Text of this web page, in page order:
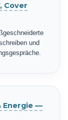
Cover
und
Energie —